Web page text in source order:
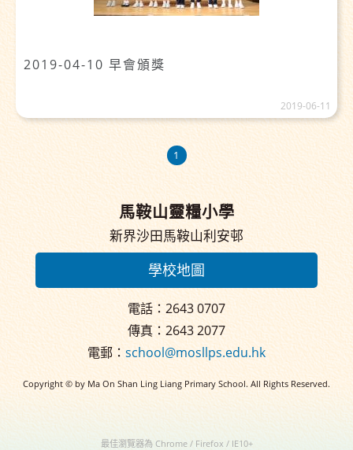
2019-04-10 早會頒獎
2019-06-11
1
馬鞍山靈糧小學
新界沙田馬鞍山利安邨
學校地圖
電話：2643 0707
傳真：2643 2077
電郵： school@mosllps.edu.hk
Copyright © by Ma On Shan Ling Liang Primary School. All Rights Reserved.
最佳瀏覽器為 Chrome / Firefox / IE10+